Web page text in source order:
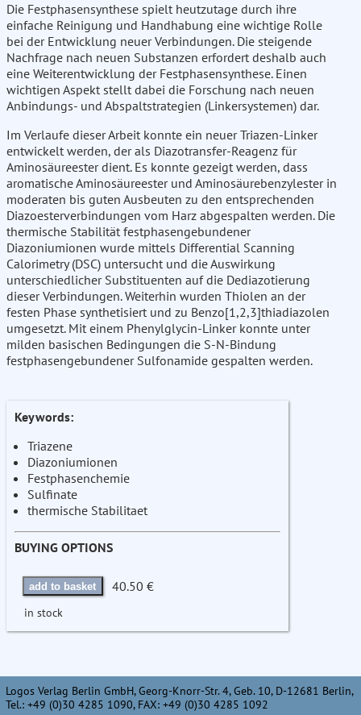
Die Festphasensynthese spielt heutzutage durch ihre
einfache Reinigung und Handhabung eine wichtige Rolle
bei der Entwicklung neuer Verbindungen. Die steigende
Nachfrage nach neuen Substanzen erfordert deshalb auch
eine Weiterentwicklung der Festphasensynthese. Einen
wichtigen Aspekt stellt dabei die Forschung nach neuen
Anbindungs- und Abspaltstrategien (Linkersystemen) dar.
Im Verlaufe dieser Arbeit konnte ein neuer Triazen-Linker
entwickelt werden, der als Diazotransfer-Reagenz für
Aminosäureester dient. Es konnte gezeigt werden, dass
aromatische Aminosäureester und Aminosäurebenzylester in
moderaten bis guten Ausbeuten zu den entsprechenden
Diazoesterverbindungen vom Harz abgespalten werden. Die
thermische Stabilität festphasengebundener
Diazoniumionen wurde mittels Differential Scanning
Calorimetry (DSC) untersucht und die Auswirkung
unterschiedlicher Substituenten auf die Dediazotierung
dieser Verbindungen. Weiterhin wurden Thiolen an der
festen Phase synthetisiert und zu Benzo[1,2,3]thiadiazolen
umgesetzt. Mit einem Phenylglycin-Linker konnte unter
milden basischen Bedingungen die S-N-Bindung
festphasengebundener Sulfonamide gespalten werden.
Keywords:
Triazene
Diazoniumionen
Festphasenchemie
Sulfinate
thermische Stabilitaet
BUYING OPTIONS
add to basket 40.50 €
in stock
Logos Verlag Berlin GmbH, Georg-Knorr-Str. 4, Geb. 10, D-12681 Berlin,
Tel.: +49 (0)30 4285 1090, FAX: +49 (0)30 4285 1092